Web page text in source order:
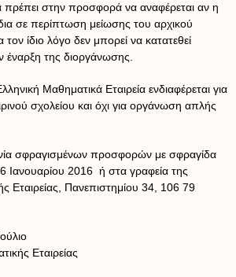
στην προσφορά να αναφέρεται αν η
σε περίπτωση μείωσης του αρχικού
ίδιο λόγο δεν μπορεί να κατατεθεί
της διοργάνωσης.
Μαθηματικά Εταιρεία ενδιαφέρεται για
σχολείου και όχι για οργάνωση απλής
σφραγισμένων προσφορών με σφραγίδα
Ιανουαρίου 2016 ή στα γραφεία της
Εταιρείας, Πανεπιστημίου 34, 106 79
Εταιρείας